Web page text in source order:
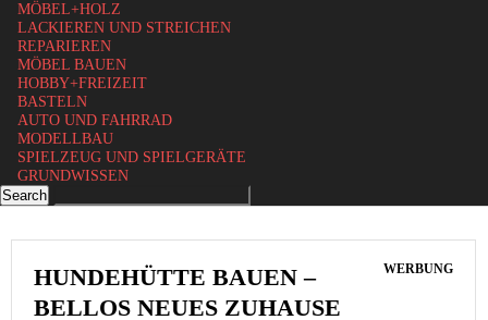
MÖBEL+HOLZ
LACKIEREN UND STREICHEN
REPARIEREN
MÖBEL BAUEN
HOBBY+FREIZEIT
BASTELN
AUTO UND FAHRRAD
MODELLBAU
SPIELZEUG UND SPIELGERÄTE
GRUNDWISSEN
HUNDEHÜTTE BAUEN –
BELLOS NEUES ZUHAUSE
WERBUNG